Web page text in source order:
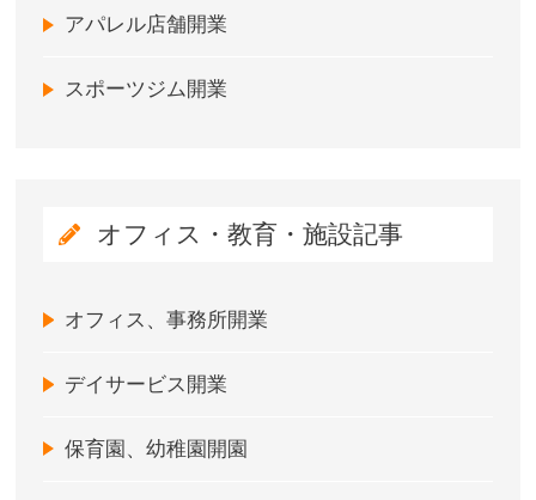
アパレル店舗開業
スポーツジム開業
オフィス・教育・施設記事
オフィス、事務所開業
デイサービス開業
保育園、幼稚園開園